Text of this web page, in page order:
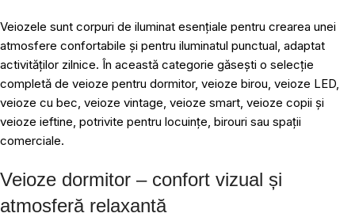
Veiozele sunt corpuri de iluminat esențiale pentru crearea unei
atmosfere confortabile și pentru iluminatul punctual, adaptat
activităților zilnice. În această categorie găsești o selecție
completă de veioze pentru dormitor, veioze birou, veioze LED,
veioze cu bec, veioze vintage, veioze smart, veioze copii și
veioze ieftine, potrivite pentru locuințe, birouri sau spații
comerciale.
Veioze dormitor – confort vizual și
atmosferă relaxantă